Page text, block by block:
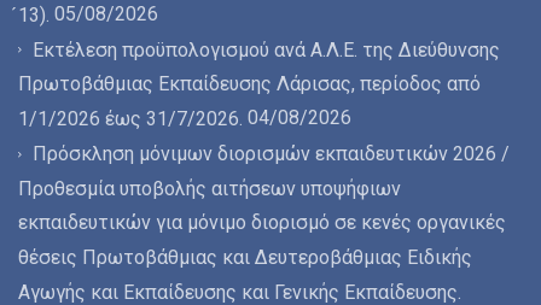
́13). 05/08/2026
Εκτέλεση προϋπολογισμού ανά Α.Λ.Ε. της Διεύθυνσης
Πρωτοβάθμιας Εκπαίδευσης Λάρισας, περίοδος από
1/1/2026 έως 31/7/2026. 04/08/2026
Πρόσκληση μόνιμων διορισμών εκπαιδευτικών 2026 /
Προθεσμία υποβολής αιτήσεων υποψήφιων
εκπαιδευτικών για μόνιμο διορισμό σε κενές οργανικές
θέσεις Πρωτοβάθμιας και Δευτεροβάθμιας Ειδικής
Αγωγής και Εκπαίδευσης και Γενικής Εκπαίδευσης.